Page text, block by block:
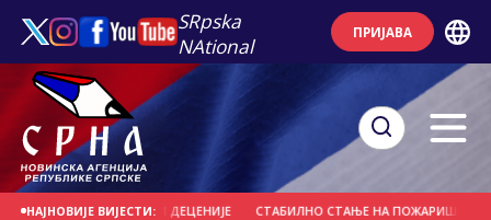
SRpska
NAtional
ПРИЈАВА
НАЈНОВИЈЕ ВИЈЕСТИ:
КАЗНЕ И НАКОН ТРИ ДЕЦЕНИЈЕ СТАБИЛНО СТАЊЕ НА ПОЖАРИШТУ КОД